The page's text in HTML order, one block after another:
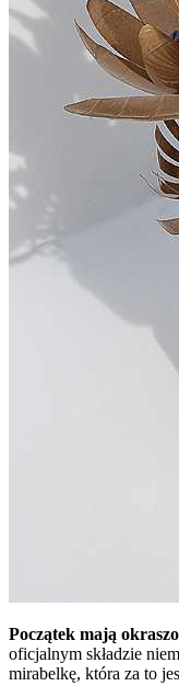
Początek mają
oficjalnym składzie
mirabelkę, która za to